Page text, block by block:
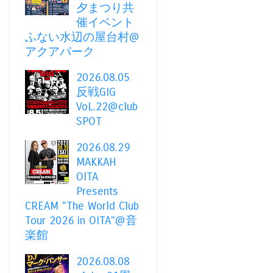
夕まつり共
催イベント
ふない水辺の屋台村@
アクアパーク
2026.08.05
反戦GIG
VoL.22@club
SPOT
2026.08.29
MAKKAH
OITA
Presents
CREAM "The World Club
Tour 2026 in OITA"@音
楽館
2026.08.08